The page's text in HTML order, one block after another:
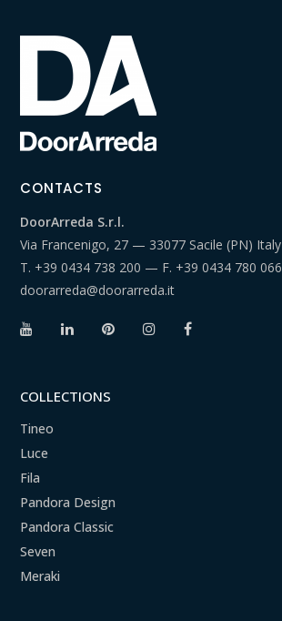
CONTACTS
DoorArreda S.r.l.
Via Francenigo, 27 — 33077 Sacile (PN) Italy
T. +39 0434 738 200 — F. +39 0434 780 066
doorarreda@doorarreda.it
COLLECTIONS
Tineo
Luce
Fila
Pandora Design
Pandora Classic
Seven
Meraki